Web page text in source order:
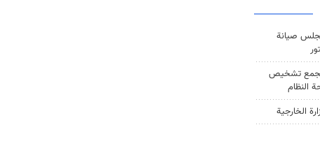
صيانة
تشخيص
النظام
الخارجية